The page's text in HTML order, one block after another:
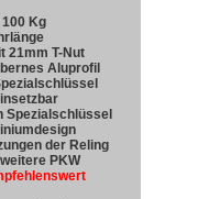
100 Kg
21mm T-Nut
Aluprofil
Spezialschlüssel
der Reling
PKW